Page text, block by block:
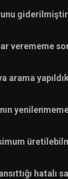
verememe
arama
hatalı